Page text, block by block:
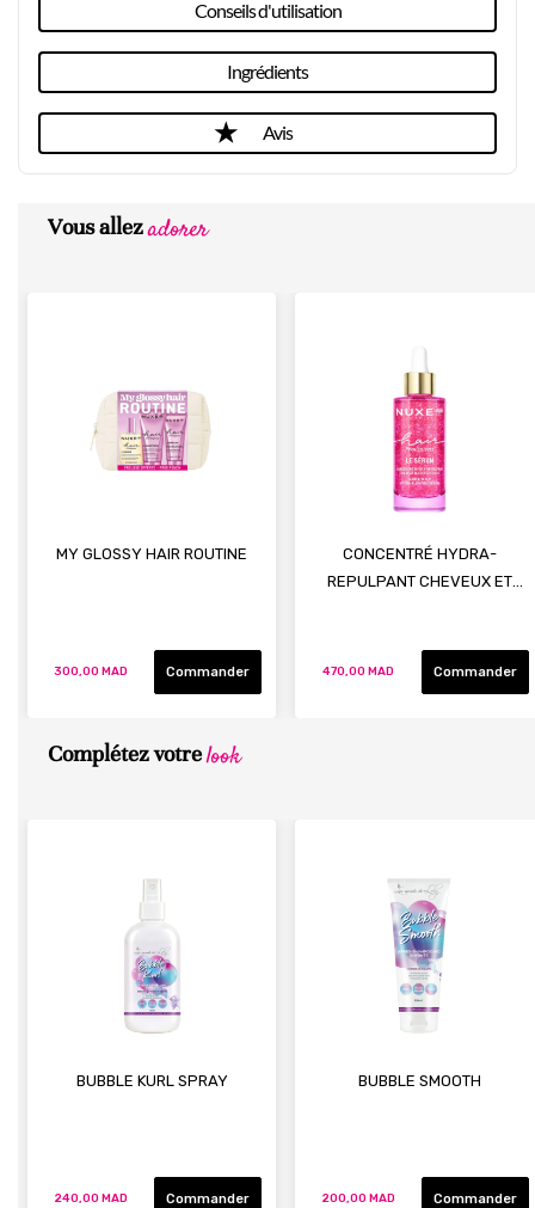
Conseils d'utilisation
Ingrédients
Avis
Vous allezadorer
MY GLOSSY HAIR ROUTINE
300,00 MAD Commander
CONCENTRÉ HYDRA-
REPULPANT CHEVEUX ET
470,00 MAD Commander
Complétez votrelook
BUBBLE KURL SPRAY
240,00 MAD Commander
BUBBLE SMOOTH
200,00 MAD Commander